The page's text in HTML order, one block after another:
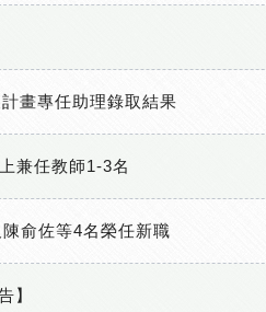
畫專任助理錄取結果
兼任教師1-3名
俞佐等4名榮任新職
】